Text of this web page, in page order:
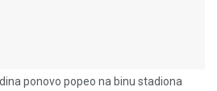
ponovo popeo na binu stadiona